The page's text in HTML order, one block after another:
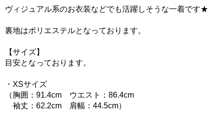
ヴィジュアル系のお衣装などでも活躍しそうな一着です★
裏地はポリエステルとなっております。
【サイズ】
目安となっております。
・XSサイズ
（胸囲：91.4cm ウエスト：86.4cm
袖丈：62.2cm 肩幅：44.5cm）